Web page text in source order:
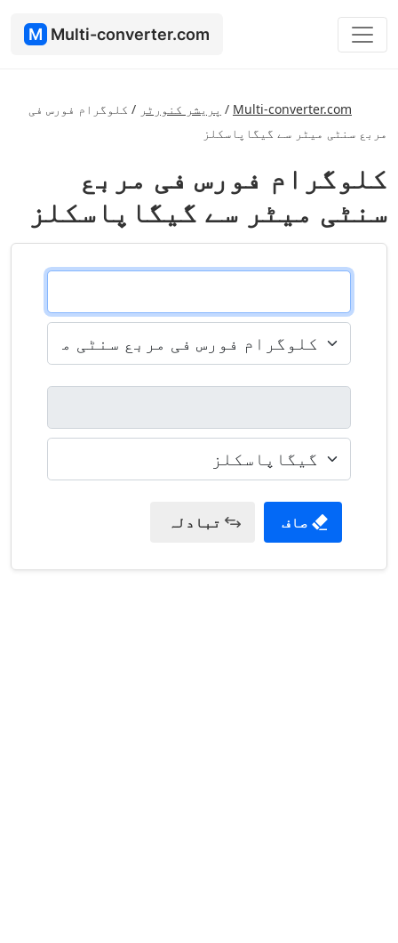
M Multi-converter.com
Multi-converter.com
/ پریشر کنورٹر / کلوگرام فورس فی
مربع سنٹی میٹر سے گیگاپاسکلز
کلوگرام فورس فی مربع
سنٹی میٹر سے گیگاپاسکلز
صاف تبادلہ